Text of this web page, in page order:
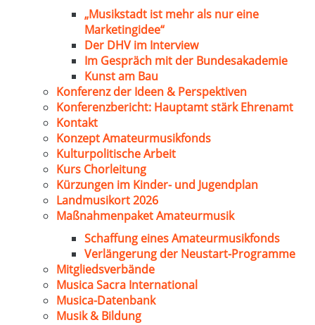
„Musikstadt ist mehr als nur eine
Marketingidee“
Der DHV im Interview
Im Gespräch mit der Bundesakademie
Kunst am Bau
Konferenz der Ideen & Perspektiven
Konferenzbericht: Hauptamt stärk Ehrenamt
Kontakt
Konzept Amateurmusikfonds
Kulturpolitische Arbeit
Kurs Chorleitung
Kürzungen im Kinder- und Jugendplan
Landmusikort 2026
Maßnahmenpaket Amateurmusik
Schaffung eines Amateurmusikfonds
Verlängerung der Neustart-Programme
Mitgliedsverbände
Musica Sacra International
Musica-Datenbank
Musik & Bildung